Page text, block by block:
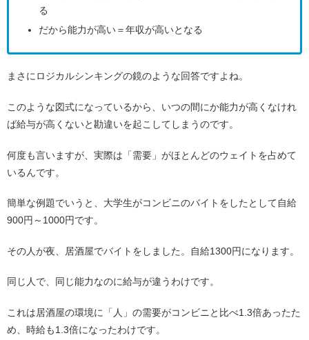
る
だから能力が高い＝年収が高いとなる
まさにロジカルシンキングの鏡のような回答ですよね。
このような図式になっているから、いつの間にか能力が高くなけれ
ば給与が高くないと勘違いを起こしてしまうのです。
何度も言いますが、実際は「需要」がほとんどのウェイトを占めて
いるんです。
簡単な例題でいうと、大学生がコンビニのバイトをしたとして自給
900円～1000円です。
その人が夜、居酒屋でバイトをしました。自給1300円になります。
同じ人で、同じ能力なのに給与が違うわけです。
これは居酒屋の環境に「人」の需要がコンビニと比べ1.3倍あったた
め、時給も1.3倍になったわけです。